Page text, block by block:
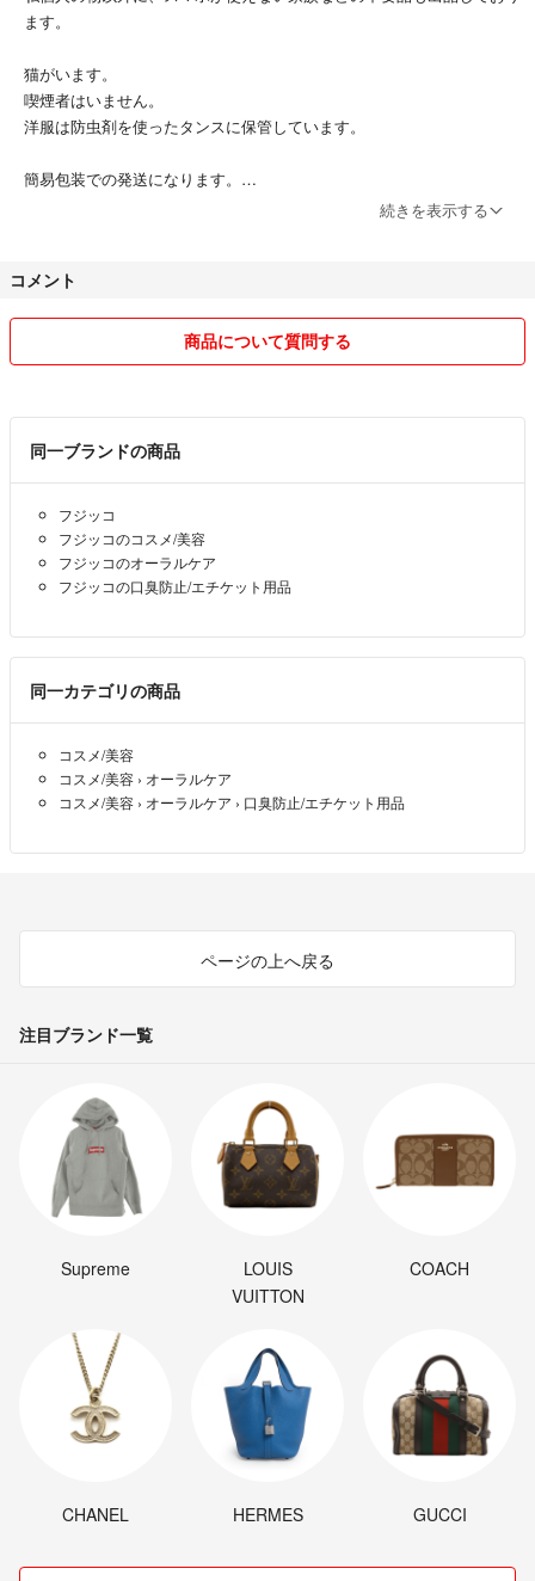
ます。
猫がいます。
喫煙者はいません。
洋服は防虫剤を使ったタンスに保管しています。
簡易包装での発送になります。
梱包材や送付用の箱は再生品を使用することがあります。
交渉中でも購入者を優先します。
気になる事は遠慮なくコメントください。24時間以内に回答いたしま
画像の追加もOKですが、お時間をいただく事があります。
質問と値下げ希望がある時は、同じコメントでお知らせください。
まとめ買いは送料差額分、お安くします。
値下げ交渉は金額を提示ください。
大幅な値下げはお断りいたします🙇
取り置きしません。
商品説明に記載が無い場合のバラ売りは行っていません。
受け取り評価は商品到着日から2日以内にお願いいたします。遅れる時
は事前に取引メッセージでお知らせください。
評価しない、支払わずキャンセル、コメント逃げなど、今後の取引に不
続きを表示する
コメント
商品について質問する
同一ブランドの商品
フジッコ
フジッコのコスメ/美容
フジッコのオーラルケア
フジッコの口臭防止/エチケット用品
同一カテゴリの商品
コスメ/美容
コスメ/美容 › オーラルケア
コスメ/美容 › オーラルケア › 口臭防止/エチケット用品
ページの上へ戻る
注目ブランド一覧
Supreme
LOUIS
VUITTON
COACH
CHANEL HERMES GUCCI